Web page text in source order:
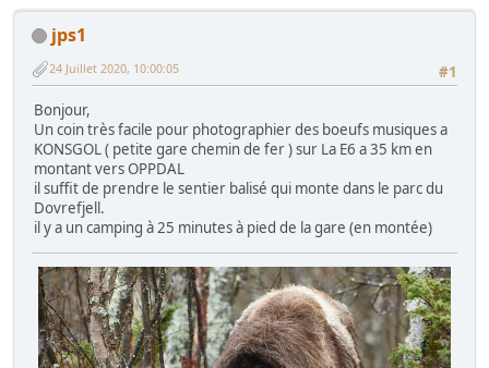
jps1
#1
24 Juillet 2020, 10:00:05
Bonjour,
Un coin très facile pour photographier des boeufs musiques a
KONSGOL ( petite gare chemin de fer ) sur La E6 a 35 km en
montant vers OPPDAL
il suffit de prendre le sentier balisé qui monte dans le parc du
Dovrefjell.
il y a un camping à 25 minutes à pied de la gare (en montée)